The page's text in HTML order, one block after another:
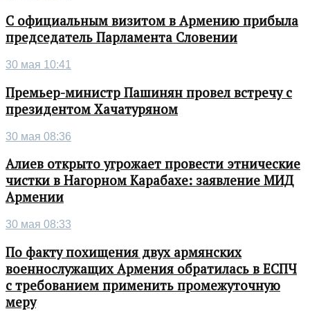
С официальным визитом в Армению прибыла
председатель Парламента Словении
30 мая 10:41
Премьер-министр Пашинян провел встречу с
президентом Хачатуряном
30 мая 08:36
Алиев открыто угрожает провести этнические
чистки в Нагорном Карабахе: заявление МИД
Армении
30 мая 08:33
По факту похищения двух армянских
военнослужащих Армения обратилась в ЕСПЧ
с требованием применить промежуточную
меру